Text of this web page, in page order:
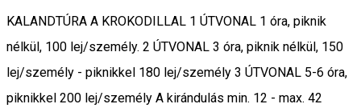
KALANDTÚRA A KROKODILLAL 1 ÚTVONAL 1 óra, piknik
nélkül, 100 lej/személy. 2 ÚTVONAL 3 óra, piknik nélkül, 150
lej/személy - piknikkel 180 lej/személy 3 ÚTVONAL 5-6 óra,
piknikkel 200 lej/személy A kirándulás min. 12 - max. 42